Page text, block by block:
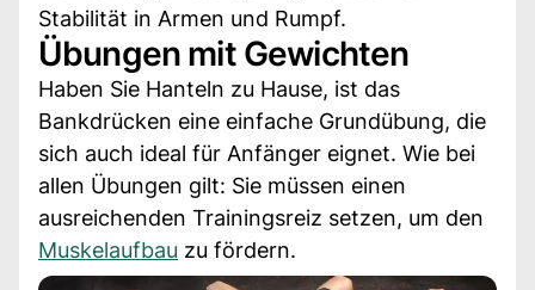
Stabilität in Armen und Rumpf.
Übungen mit Gewichten
Haben Sie Hanteln zu Hause, ist das
Bankdrücken eine einfache Grundübung, die
sich auch ideal für Anfänger eignet. Wie bei
allen Übungen gilt: Sie müssen einen
ausreichenden Trainingsreiz setzen, um den
Muskelaufbau zu fördern.